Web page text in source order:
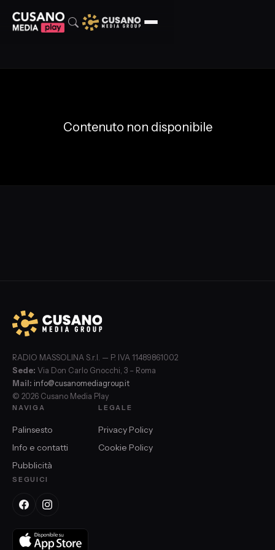
Contenuto non disponibile
RADIO MASSOLINA S.r.l. — P. IVA 11489861002
Sede: Via Don Carlo Gnocchi, 3 – Roma
Mail: info@cusanomediagroup.it
© 2026 Cusano Media Play
NAVIGA
Palinsesto
Info e contatti
Pubblicità
LEGALE
Privacy Policy
Cookie Policy
SEGUICI